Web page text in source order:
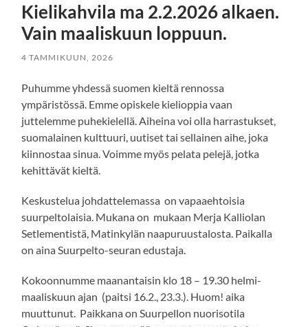
Kielikahvila ma 2.2.2026 alkaen.
Vain maaliskuun loppuun.
4 TAMMIKUUN, 2026
Puhumme yhdessä suomen kieltä rennossa
ympäristössä. Emme opiskele kielioppia vaan
juttelemme puhekielellä. Aiheina voi olla harrastukset,
suomalainen kulttuuri, uutiset tai sellainen aihe, joka
kiinnostaa sinua. Voimme myös pelata pelejä, jotka
kehittävät kieltä.
Keskustelua johdattelemassa on vapaaehtoisia
suurpeltolaisia. Mukana on mukaan Merja Kalliolan
Setlementistä, Matinkylän naapuruustalosta. Paikalla
on aina Suurpelto-seuran edustaja.
Kokoonnumme maanantaisin klo 18 – 19.30 helmi-
maaliskuun ajan (paitsi 16.2., 23.3.). Huom! aika
muuttunut. Paikkana on Suurpellon nuorisotila